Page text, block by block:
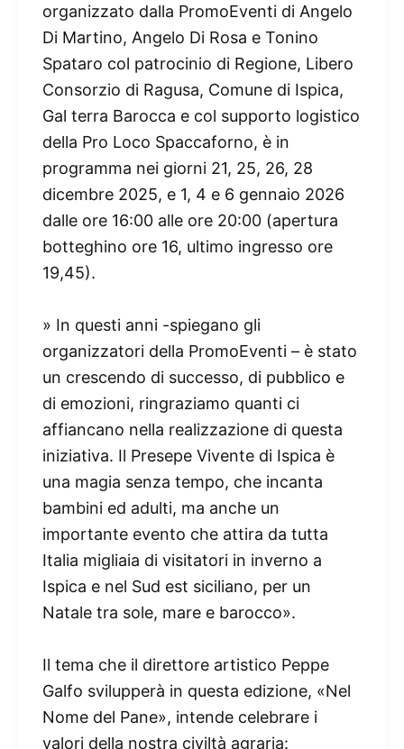
organizzato dalla PromoEventi di Angelo
Di Martino, Angelo Di Rosa e Tonino
Spataro col patrocinio di Regione, Libero
Consorzio di Ragusa, Comune di Ispica,
Gal terra Barocca e col supporto logistico
della Pro Loco Spaccaforno, è in
programma nei giorni 21, 25, 26, 28
dicembre 2025, e 1, 4 e 6 gennaio 2026
dalle ore 16:00 alle ore 20:00 (apertura
botteghino ore 16, ultimo ingresso ore
19,45).
» In questi anni -spiegano gli
organizzatori della PromoEventi – è stato
un crescendo di successo, di pubblico e
di emozioni, ringraziamo quanti ci
affiancano nella realizzazione di questa
iniziativa. Il Presepe Vivente di Ispica è
una magia senza tempo, che incanta
bambini ed adulti, ma anche un
importante evento che attira da tutta
Italia migliaia di visitatori in inverno a
Ispica e nel Sud est siciliano, per un
Natale tra sole, mare e barocco».
Il tema che il direttore artistico Peppe
Galfo svilupperà in questa edizione, «Nel
Nome del Pane», intende celebrare i
valori della nostra civiltà agraria: